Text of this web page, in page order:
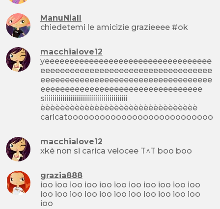
ManuNiall
chiedetemi le amicizie grazieeee #ok
macchialove12
yeeeeeeeeeeeeeeeeeeeeeeeeeeeeeeeeee
eeeeeeeeeeeeeeeeeeeeeeeeeeeeeeeeeee
eeeeeeeeeeeeeeeeeeeeeeeeeeeeeeeeeee
eeeeeeeeeeeeeeeeeeeeeeeeeeeeeeeee
siiiiiiiiiiiiiiiiiiiiiiiiiiiiiiiiiiiiiiiiii
èèèèèèèèèèèèèèèèèèèèèèèèèèèèèèèè
caricatooooooooooooooooooooooooooo
macchialove12
xkè non si carica velocee T^T boo boo
grazia888
ioo ioo ioo ioo ioo ioo ioo ioo ioo ioo ioo
ioo ioo ioo ioo ioo ioo ioo ioo ioo ioo ioo
ioo